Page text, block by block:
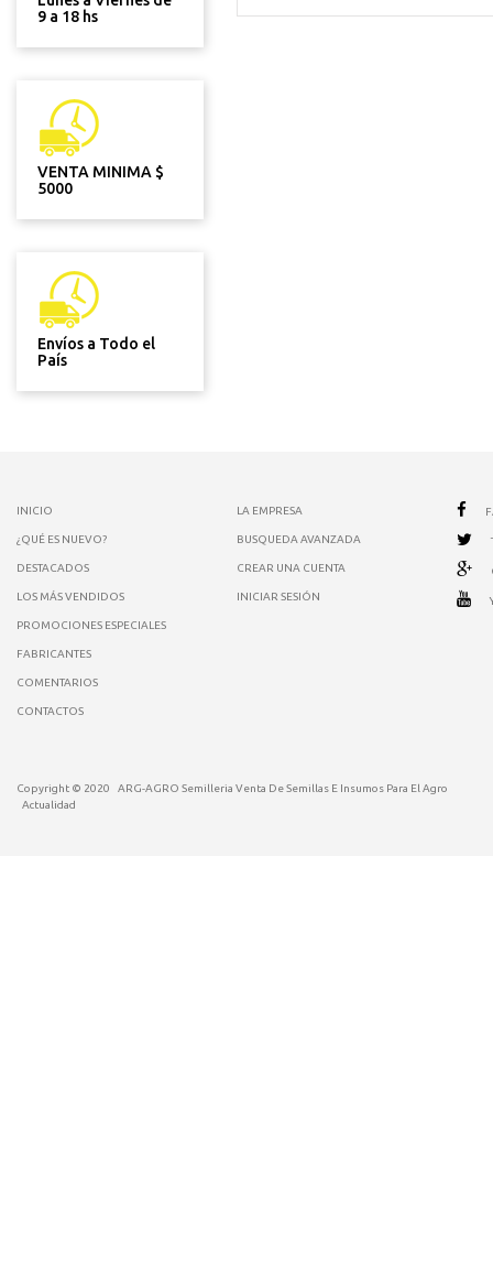
9 a 18 hs
VENTA MINIMA $
5000
Envíos a Todo el
País
INICIO
¿QUÉ ES NUEVO?
DESTACADOS
LOS MÁS VENDIDOS
PROMOCIONES ESPECIALES
FABRICANTES
COMENTARIOS
CONTACTOS
LA EMPRESA
BUSQUEDA AVANZADA
CREAR UNA CUENTA
INICIAR SESIÓN
Copyright © 2020
ARG-AGRO Semilleria Venta De Semillas E Insumos Para El Agro
Actualidad